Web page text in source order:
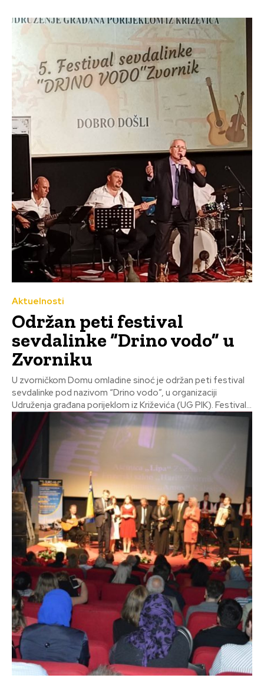
Aktuelnosti
Održan peti festival
sevdalinke “Drino vodo” u
Zvorniku
U zvorničkom Domu omladine sinoć je održan peti festival
sevdalinke pod nazivom “Drino vodo”, u organizaciji
Udruženja građana porijeklom iz Križevića (UG PIK). Festival...